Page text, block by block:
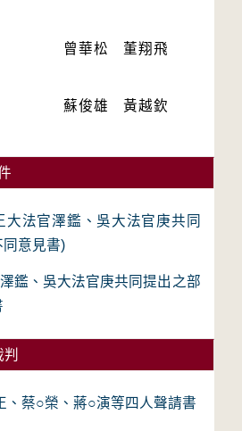
　董翔飛
　黃越欽
大法官澤鑑、吳大法官庚共同
意見書)
鑑、吳大法官庚共同提出之部
、蔡○榮、蔣○演等四人聲請書